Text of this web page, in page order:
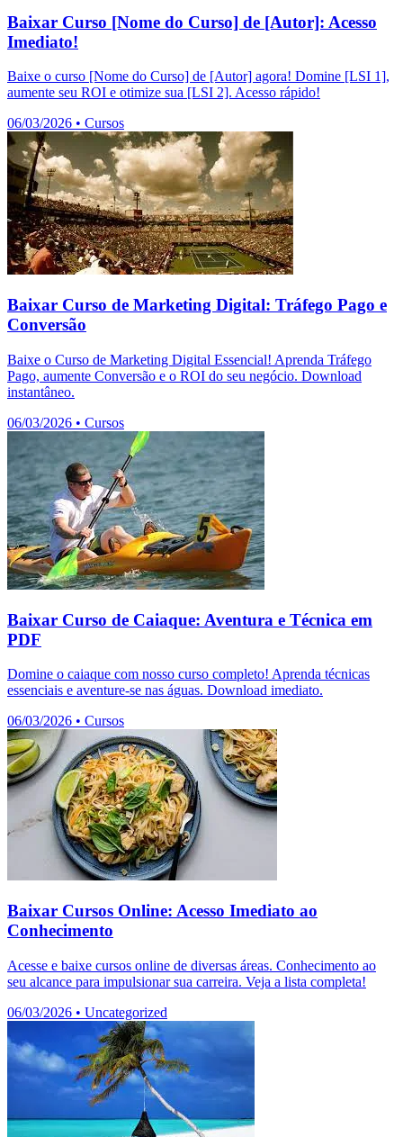
Baixar Curso [Nome do Curso] de [Autor]: Acesso
Imediato!
Baixe o curso [Nome do Curso] de [Autor] agora! Domine [LSI 1],
aumente seu ROI e otimize sua [LSI 2]. Acesso rápido!
06/03/2026 • Cursos
Baixar Curso de Marketing Digital: Tráfego Pago e
Conversão
Baixe o Curso de Marketing Digital Essencial! Aprenda Tráfego
Pago, aumente Conversão e o ROI do seu negócio. Download
instantâneo.
06/03/2026 • Cursos
Baixar Curso de Caiaque: Aventura e Técnica em
PDF
Domine o caiaque com nosso curso completo! Aprenda técnicas
essenciais e aventure-se nas águas. Download imediato.
06/03/2026 • Cursos
Baixar Cursos Online: Acesso Imediato ao
Conhecimento
Acesse e baixe cursos online de diversas áreas. Conhecimento ao
seu alcance para impulsionar sua carreira. Veja a lista completa!
06/03/2026 • Uncategorized